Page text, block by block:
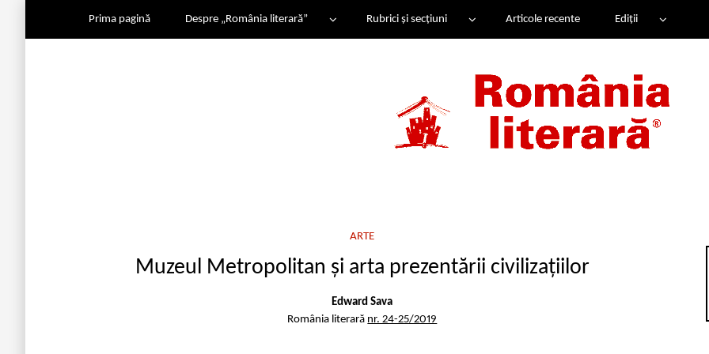
Prima pagină Despre „România literară” Rubrici și secțiuni Articole recente Ediții
ARTE
Muzeul Metropolitan și arta prezentării civilizațiilor
Edward Sava
România literară nr. 24-25/2019